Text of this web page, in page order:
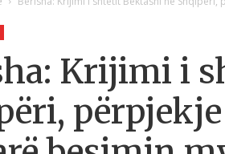
Krijimi i